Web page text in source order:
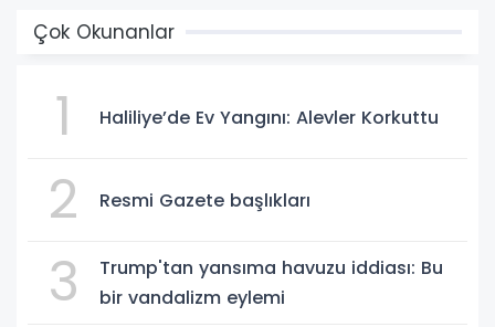
Çok Okunanlar
1 Haliliye’de Ev Yangını: Alevler Korkuttu
2 Resmi Gazete başlıkları
3
Trump'tan yansıma havuzu iddiası: Bu
bir vandalizm eylemi